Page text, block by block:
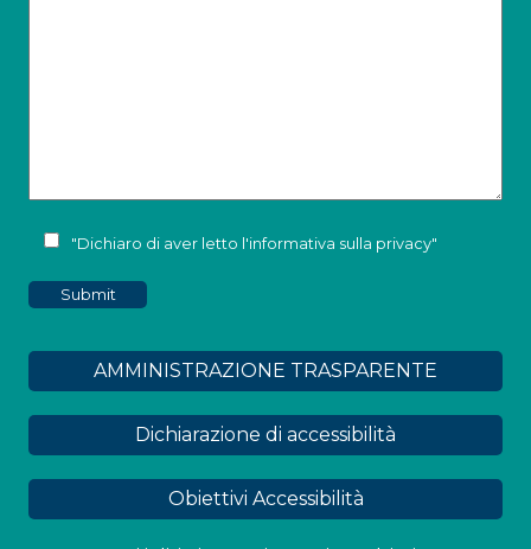
"Dichiaro di aver letto l'informativa sulla privacy"
AMMINISTRAZIONE TRASPARENTE
Dichiarazione di accessibilità
Obiettivi Accessibilità